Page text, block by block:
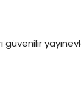
güvenilir